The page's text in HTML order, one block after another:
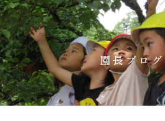
園長ブログ